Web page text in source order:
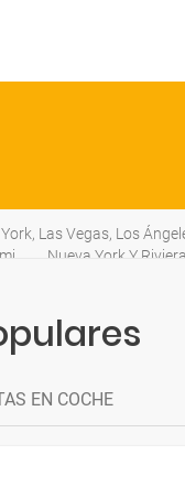
Las Vegas, Los
Nueva York Y
EN COCHE